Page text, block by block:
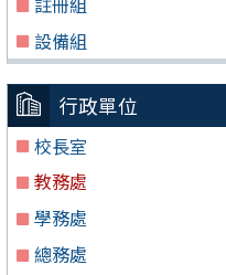
設備組
行政單位
校長室
教務處
學務處
總務處